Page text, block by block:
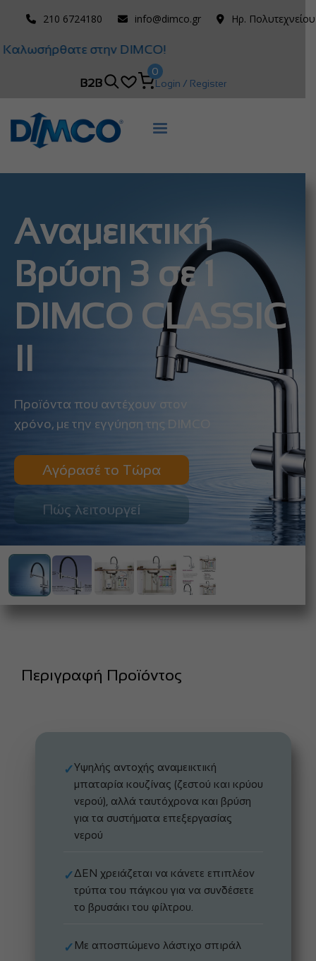
210 6724180 info@dimco.gr Ηρ.
Καλωσήρθατε στην DIMCO!
B2B
0
Login / Register
Αναμεικτική
Βρύση 3 σε 1
DIMCO CLASSIC
Προϊόντα που αντέχουν στον
χρόνο, με την εγγύηση της DIMCO
Αγόρασέ το Τώρα
Πώς λειτουργεί
Περιγραφή Προϊόντος
✓Υψηλής αντοχής αναμεικτική
μπαταρία κουζίνας (ζεστού και κρύου
νερού), αλλά ταυτόχρονα και βρύση
για τα συστήματα επεξεργασίας
νερού
✓ΔΕΝ χρειάζεται να κάνετε επιπλέον
τρύπα του πάγκου για να συνδέσετε
το βρυσάκι του φίλτρου.
✓ Με αποσπώμενο λάστιχο σπιράλ